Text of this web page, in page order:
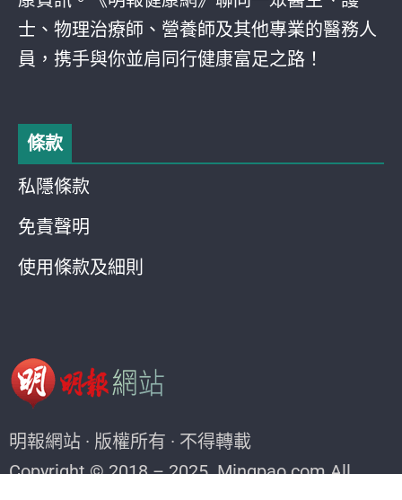
士、物理治療師、營養師及其他專業的醫務人
員，携手與你並肩同行健康富足之路！
條款
私隱條款
免責聲明
使用條款及細則
明報網站 · 版權所有 · 不得轉載
Copyright © 2018 – 2025. Mingpao.com All